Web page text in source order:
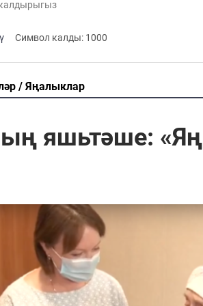
Cимвол калды: 1000
Яңалыклар
яшьтәше: